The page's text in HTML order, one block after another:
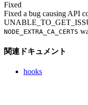
Fixed
Fixed a bug causing API
NODE_EXTRA_CA_CERTS
関連ドキュメント
hooks